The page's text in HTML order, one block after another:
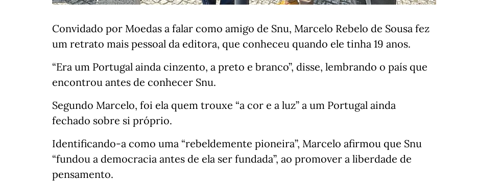
Convidado por Moedas a falar como amigo de Snu, Marcelo Rebelo de Sousa fez
um retrato mais pessoal da editora, que conheceu quando ele tinha 19 anos.
“Era um Portugal ainda cinzento, a preto e branco”, disse, lembrando o país que
encontrou antes de conhecer Snu.
Segundo Marcelo, foi ela quem trouxe “a cor e a luz” a um Portugal ainda
fechado sobre si próprio.
Identificando-a como uma “rebeldemente pioneira”, Marcelo afirmou que Snu
“fundou a democracia antes de ela ser fundada”, ao promover a liberdade de
pensamento.